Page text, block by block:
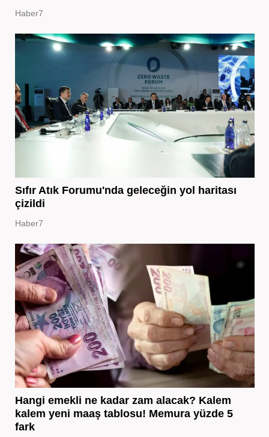
Haber7
Sıfır Atık Forumu'nda geleceğin yol haritası
çizildi
Haber7
Hangi emekli ne kadar zam alacak? Kalem
kalem yeni maaş tablosu! Memura yüzde 5
fark